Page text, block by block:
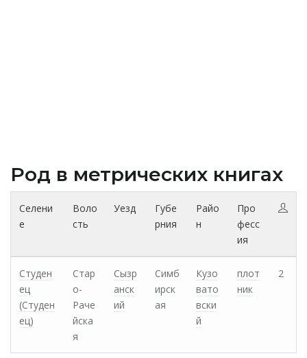
Род в метрических книгах
Селени
е
Воло
сть
Уезд
Губе
рния
Райо
н
Про
фесс
ия
Студен
ец
(Студен
ец)
Стар
о-
Раче
йска
я
Сызр
анск
ий
Симб
ирск
ая
Кузо
вато
вски
й
плот
ник
2